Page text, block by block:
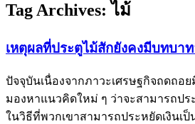
Tag Archives: ไม้
เหตุผลที่ประตูไม้สักยังคงมีบทบา
ปัจจุบันเนื่องจากภาวะเศรษฐกิจถดถ
มองหาแนวคิดใหม่ ๆ ว่าจะสามารถปร
ในวิธีที่พวกเขาสามารถประหยัดเงินเ